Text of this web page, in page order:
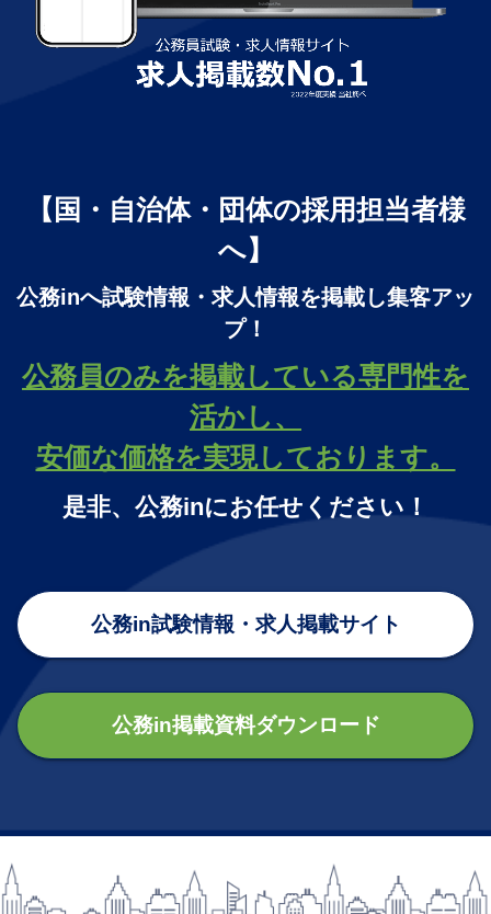
【国・自治体・団体の採用担当者様
へ】
公務inへ試験情報・求人情報を掲載し集客アッ
プ！
公務員のみを掲載している専門性を
活かし、
安価な価格を実現しております。
是非、公務inにお任せください！
公務in試験情報・求人掲載サイト
公務in掲載資料ダウンロード